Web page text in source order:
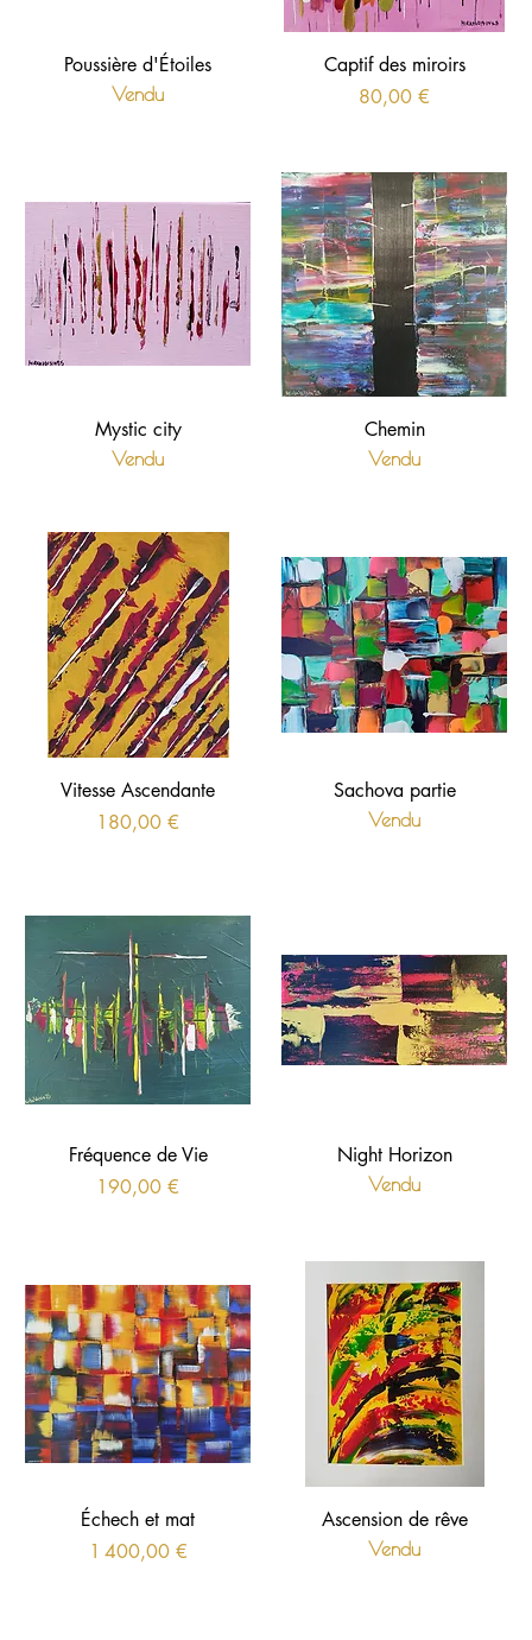
Poussière d'Étoiles
Vendu
Captif des miroirs
Prix
80,00 €
Mystic city
Vendu
Chemin
Vendu
Vitesse Ascendante
Prix
180,00 €
Sachova partie
Vendu
Fréquence de Vie
Prix
190,00 €
Night Horizon
Vendu
Échech et mat
Prix
1 400,00 €
Ascension de rêve
Vendu